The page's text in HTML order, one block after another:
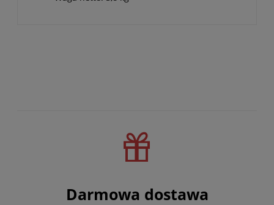
Darmowa dostawa